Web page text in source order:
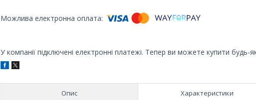
У компанії підключені електронні платежі. Тепер ви можете купити
Опис Характеристики